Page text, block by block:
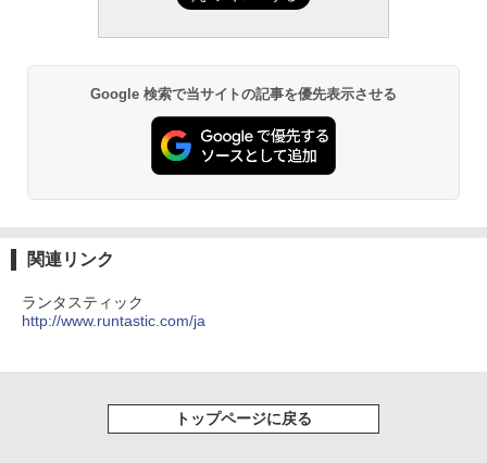
Google 検索で当サイトの記事を優先表示させる
関連リンク
ランタスティック
http://www.runtastic.com/ja
トップページに戻る